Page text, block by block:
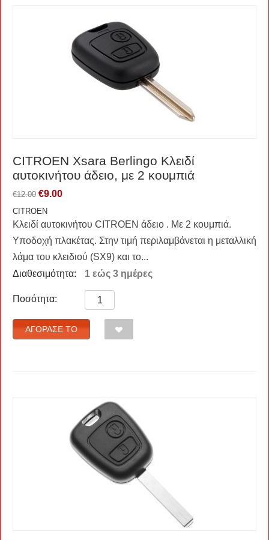
CITROEN Xsara Berlingo Kλειδί
αυτοκινήτου άδειο, με 2 κουμπιά
€12.00 €9.00
CITROEN
Κλειδί αυτοκινήτου CITROEN άδειο . Με 2 κουμπιά.
Υποδοχή πλακέτας. Στην τιμή περιλαμβάνεται η μεταλλική
λάμα του κλειδιού (SX9) και το...
Διαθεσιμότητα:
1 εώς 3 ημέρες
Ποσότητα:
ΑΓΌΡΑΣΈ ΤΟ